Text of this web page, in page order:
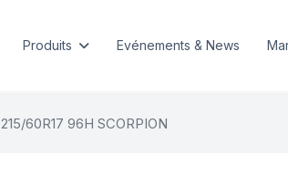
Produits Evénements & News
215/60R17 96H SCORPION